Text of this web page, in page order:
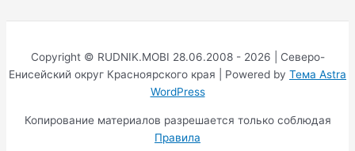
Copyright © RUDNIK.MOBI 28.06.2008 - 2026 | Северо-
Енисейский округ Красноярского края | Powered by Тема Astra
WordPress
Копирование материалов разрешается только соблюдая
Правила